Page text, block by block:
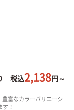
税込2,138円～
富なカラーバリエーシ
！